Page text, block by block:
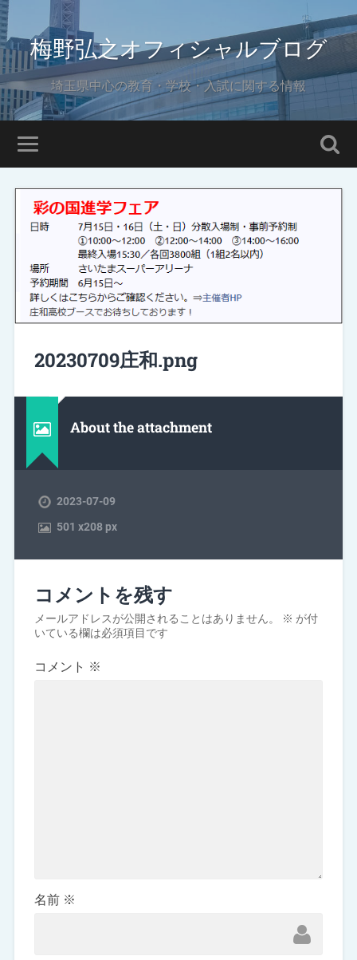
梅野弘之オフィシャルブログ
埼玉県中心の教育・学校・入試に関する情報
20230709庄和.png
About the attachment
2023-07-09
501 x208 px
コメントを残す
メールアドレスが公開されることはありません。 ※ が付
いている欄は必須項目です
コメント ※
名前 ※